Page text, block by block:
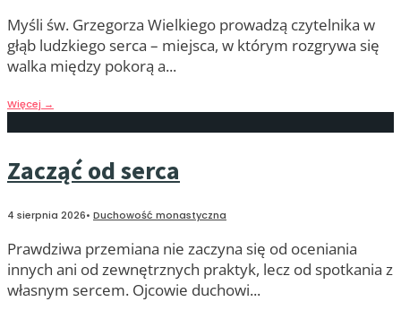
Myśli św. Grzegorza Wielkiego prowadzą czytelnika w
głąb ludzkiego serca – miejsca, w którym rozgrywa się
walka między pokorą a...
Więcej →
Zacząć od serca
4 sierpnia 2026• Duchowość monastyczna
Prawdziwa przemiana nie zaczyna się od oceniania
innych ani od zewnętrznych praktyk, lecz od spotkania z
własnym sercem. Ojcowie duchowi...